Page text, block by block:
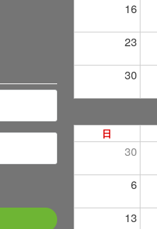
16
23
30
日
30
6
13